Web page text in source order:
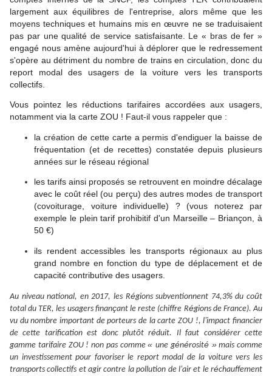
largement aux équilibres de l'entreprise, alors même que les
moyens techniques et humains mis en œuvre ne se traduisaient
pas par une qualité de service satisfaisante. Le « bras de fer »
engagé nous amène aujourd'hui à déplorer que le redressement
s'opère au détriment du nombre de trains en circulation, donc du
report modal des usagers de la voiture vers les transports
collectifs.
Vous pointez les réductions tarifaires accordées aux usagers,
notamment via la carte ZOU ! Faut-il vous rappeler que :
la création de cette carte a permis d'endiguer la baisse de
fréquentation (et de recettes) constatée depuis plusieurs
années sur le réseau régional
les tarifs ainsi proposés se retrouvent en moindre décalage
avec le coût réel (ou perçu) des autres modes de transport
(covoiturage, voiture individuelle) ? (vous noterez par
exemple le plein tarif prohibitif d'un Marseille – Briançon, à
50 €)
ils rendent accessibles les transports régionaux au plus
grand nombre en fonction du type de déplacement et de
capacité contributive des usagers.
Au niveau national, en 2017, les Régions subventionnent 74,3% du coût
total du TER, les usagers finançant le reste (chiffre Régions de France). Au
vu du nombre important de porteurs de la carte ZOU !, l’impact financier
de cette tarification est donc plutôt réduit. Il faut considérer cette
gamme tarifaire ZOU ! non pas comme« une générosité »mais comme
un investissement pour favoriser le report modal de la voiture vers les
transports collectifs et agir contre la pollution de l’air et le réchauffement